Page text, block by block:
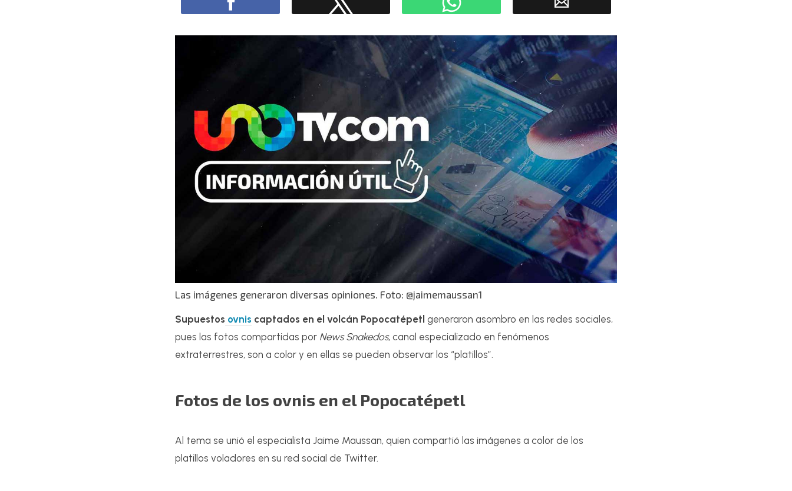
Las imágenes generaron diversas opiniones. Foto: @jaimemaussan1
Supuestos ovnis captados en el volcán Popocatépetl generaron asombro en las redes sociales,
pues las fotos compartidas por News Snakedos, canal especializado en fenómenos
extraterrestres, son a color y en ellas se pueden observar los “platillos”.
Fotos de los ovnis en el Popocatépetl
Al tema se unió el especialista Jaime Maussan, quien compartió las imágenes a color de los
platillos voladores en su red social de Twitter.